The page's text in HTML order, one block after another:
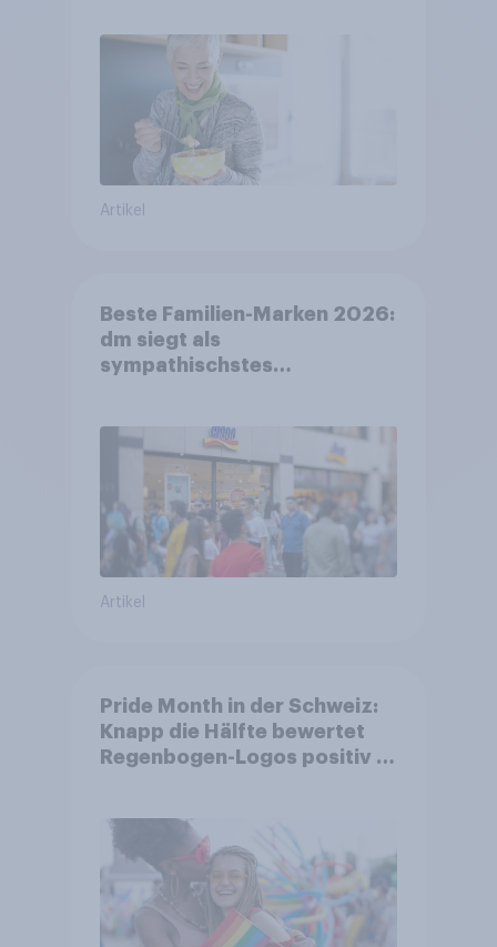
Artikel
Beste Familien-Marken 2026:
dm siegt als
sympathischstes
Artikel
Pride Month in der Schweiz:
Knapp die Hälfte bewertet
Regenbogen-Logos positiv –